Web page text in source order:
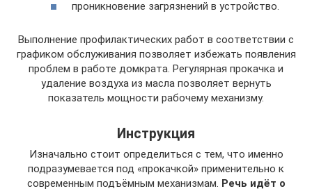
проникновение загрязнений в устройство.
Выполнение профилактических работ в соответствии с
графиком обслуживания позволяет избежать появления
проблем в работе домкрата. Регулярная прокачка и
удаление воздуха из масла позволяет вернуть
показатель мощности рабочему механизму.
Инструкция
Изначально стоит определиться с тем, что именно
подразумевается под «прокачкой» применительно к
современным подъёмным механизмам. Речь идёт о